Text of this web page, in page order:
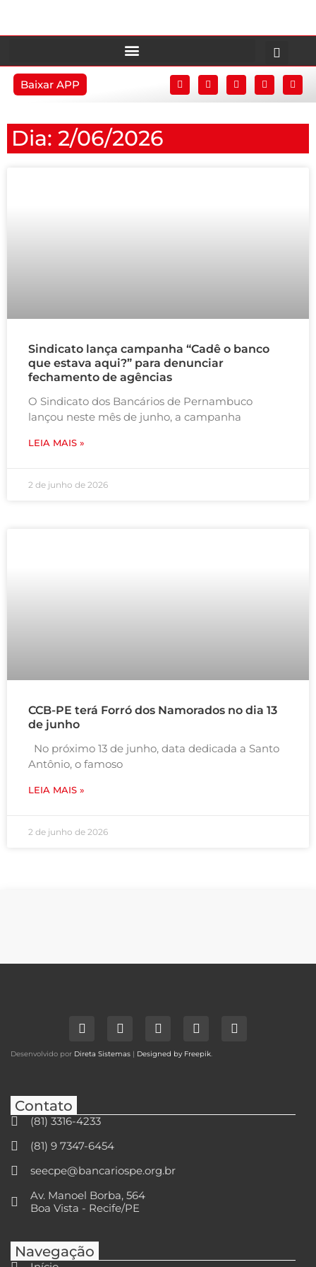
Baixar APP
Dia: 2/06/2026
Sindicato lança campanha “Cadê o banco
que estava aqui?” para denunciar
fechamento de agências
O Sindicato dos Bancários de Pernambuco
lançou neste mês de junho, a campanha
LEIA MAIS »
2 de junho de 2026
CCB-PE terá Forró dos Namorados no dia 13
de junho
No próximo 13 de junho, data dedicada a Santo
Antônio, o famoso
LEIA MAIS »
2 de junho de 2026
Desenvolvido por Direta Sistemas | Designed by Freepik.
Contato
(81) 3316-4233
(81) 9 7347-6454
seecpe@bancariospe.org.br
Av. Manoel Borba, 564
Boa Vista - Recife/PE
Navegação